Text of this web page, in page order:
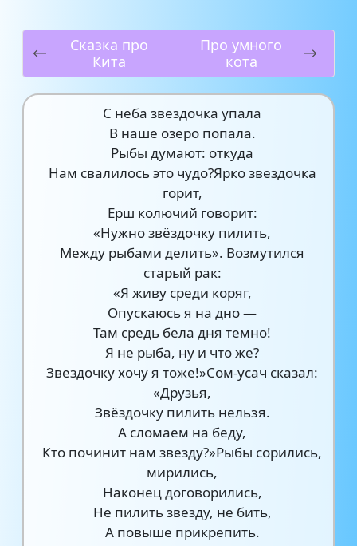
Сказка про
Кита
Про умного
кота
С неба звездочка упала
В наше озеро попала.
Рыбы думают: откуда
Нам свалилось это чудо?Ярко звездочка
горит,
Ерш колючий говорит:
«Нужно звёздочку пилить,
Между рыбами делить». Возмутился
старый рак:
«Я живу среди коряг,
Опускаюсь я на дно —
Там средь бела дня темно!
Я не рыба, ну и что же?
Звездочку хочу я тоже!»Сом-усач сказал:
«Друзья,
Звёздочку пилить нельзя.
А сломаем на беду,
Кто починит нам звезду?»Рыбы сорились,
мирились,
Наконец договорились,
Не пилить звезду, не бить,
А повыше прикрепить.